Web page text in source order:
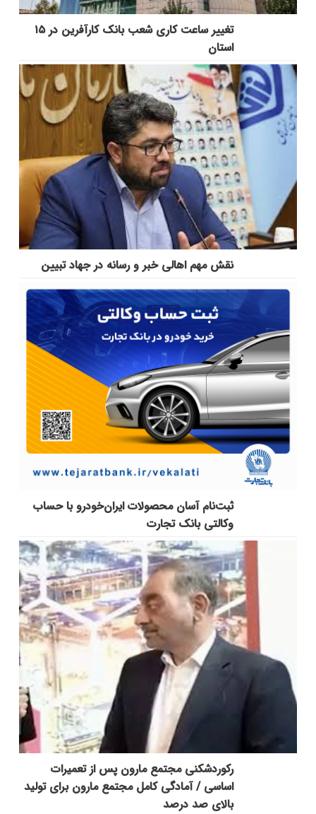
تغییر ساعت کاری شعب بانک کارآفرین در ۱۵
استان
نقش مهم اهالی خبر و رسانه در جهاد تبیین
ثبت‌نام آسان محصولات ایران‌خودرو با حساب
وکالتی بانک تجارت
رکوردشکنی مجتمع مارون پس از تعمیرات
اساسی / آمادگی کامل مجتمع مارون برای تولید
بالای صد درصد